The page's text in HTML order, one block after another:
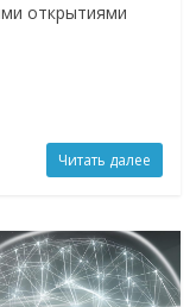
открытиями
Читать далее